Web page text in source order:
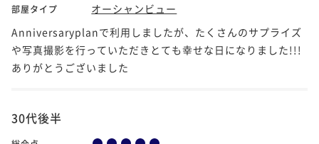
部屋タイプ
オーシャンビュー
Anniversaryplanで利用しましたが、たくさんのサプライズ
や写真撮影を行っていただきとても幸せな日になりました!!!
ありがとうございました
30代後半